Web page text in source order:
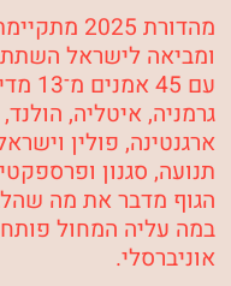
מהדורת
ומביאה לישראל
עם 45 אמנים מ־13 מדינות:
גרמניה, איטליה, הולנד,
ארגנטינה, פולין
תנועה, סגנון
הגוף מדבר את מה
במה עליה המחול
אוניברסלי.